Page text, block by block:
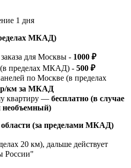
1 дня
МКАД)
для Москвы - 1000 ₽
(в пределах МКАД) - 500 ₽
по Москве (в пределах
км за МКАД
квартиру — бесплатно (в случае
необъемный)
(за пределами МКАД)
20 км), дальше действует
России"